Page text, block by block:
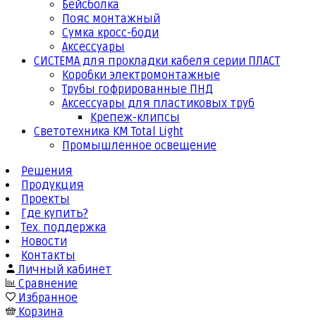
Бейсболка
Пояс монтажный
Сумка кросс-боди
Аксессуары
СИСТЕМА для прокладки кабеля серии ПЛАСТ
Коробки электромонтажные
Трубы гофрированные ПНД
Аксессуары для пластиковых труб
Крепеж-клипсы
Светотехника КМ Total Light
Промышленное освещение
Решения
Продукция
Проекты
Где купить?
Тех. поддержка
Новости
Контакты
Личный кабинет
Сравнение
Избранное
Корзина